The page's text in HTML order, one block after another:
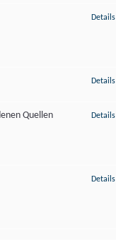
Details
Details
Quellen
Details
Details